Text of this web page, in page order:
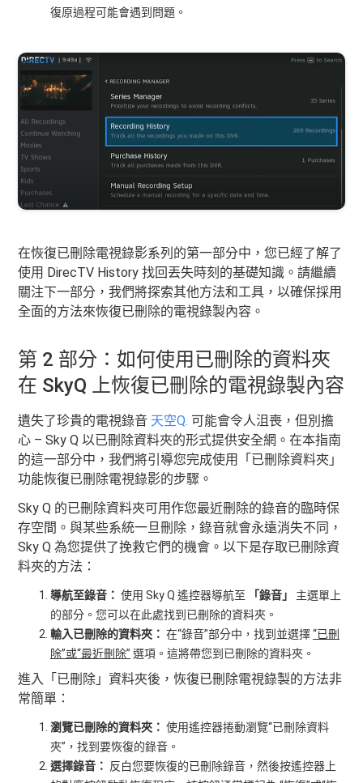
復原過程可能會遇到問題。
在恢復已刪除電視錄影系列的第一部分中，您已經了解了
使用 DirecTV History 找回丟失時刻的基礎知識。請繼續
關注下一部分，我們將探索其他方法和工具，以確保採用
全面的方法來恢復已刪除的電視錄製內容。
第 2 部分：如何使用已刪除的資料夾
在 SkyQ 上恢復已刪除的電視錄製內容
遺失了珍貴的電視錄音 天空Q. 可能會令人沮喪，但別擔
心 – Sky Q 以已刪除資料夾的形式提供安全網。在本指南
的這一部分中，我們將引導您完成使用「已刪除資料夾」
功能恢復已刪除電視錄影的步驟。
Sky Q 的已刪除資料夾可用作您最近刪除的錄音的臨時保
存空間。與某些系統一旦刪除，錄音就會永遠消失不同，
Sky Q 為您提供了挽救它們的機會。以下是存取已刪除資
料夾的方法：
導航至錄音： 使用 Sky Q 遙控器導航至 「錄音」
主選單上
的部分。您可以在此處找到已刪除的資料夾。
輸入已刪除的資料夾： 在“錄音”部分中，找到並選擇“已刪
除”或“最近刪除” 選項。這將帶您到已刪除的資料夾。
進入「已刪除」資料夾後，恢復已刪除電視錄製的方法非
常簡單：
瀏覽已刪除的資料夾： 使用遙控器捲動瀏覽“已刪除資料
夾”，找到要恢復的錄音。
選擇錄音： 反白您要恢復的已刪除錄音，然後按遙控器上